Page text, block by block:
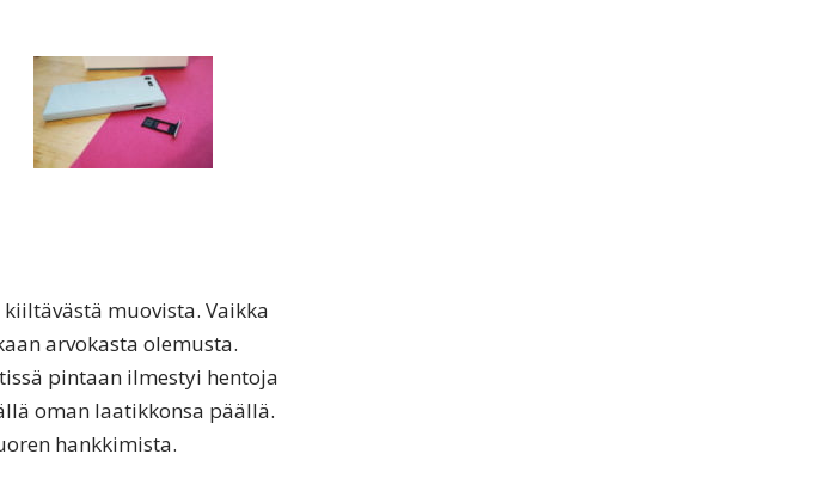
muovista. Vaikka
arvokasta olemusta.
pintaan ilmestyi hentoja
oman laatikkonsa päällä.
hankkimista.